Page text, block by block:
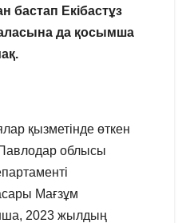
бастап Екібастұз
да қосымша
қызметінде өткен
облысы
Мағзұм
2023 жылдың